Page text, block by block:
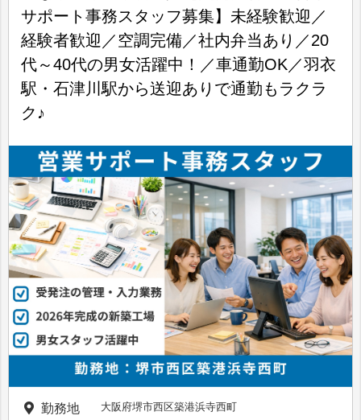
サポート事務スタッフ募集】未経験歓迎／
経験者歓迎／空調完備／社内弁当あり／20
代～40代の男女活躍中！／車通勤OK／羽衣
駅・石津川駅から送迎ありで通勤もラクラ
ク♪
勤務地 大阪府堺市西区築港浜寺西町